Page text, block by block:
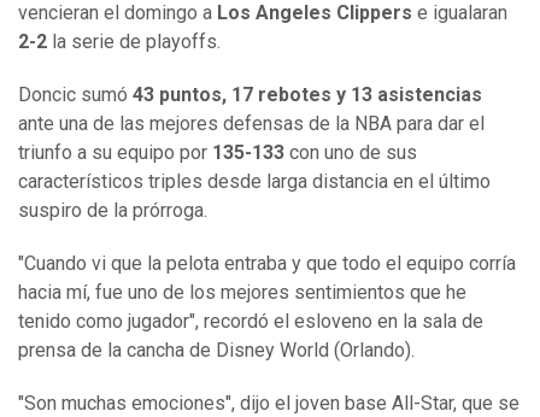
vencieran el domingo a Los Angeles Clippers e igualaran
2-2 la serie de playoffs.
Doncic sumó 43 puntos, 17 rebotes y 13 asistencias
ante una de las mejores defensas de la NBA para dar el
triunfo a su equipo por 135-133 con uno de sus
característicos triples desde larga distancia en el último
suspiro de la prórroga.
"Cuando vi que la pelota entraba y que todo el equipo corría
hacia mí, fue uno de los mejores sentimientos que he
tenido como jugador", recordó el esloveno en la sala de
prensa de la cancha de Disney World (Orlando).
"Son muchas emociones", dijo el joven base All-Star, que se